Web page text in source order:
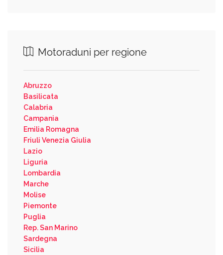
Motoraduni per regione
Abruzzo
Basilicata
Calabria
Campania
Emilia Romagna
Friuli Venezia Giulia
Lazio
Liguria
Lombardia
Marche
Molise
Piemonte
Puglia
Rep. San Marino
Sardegna
Sicilia